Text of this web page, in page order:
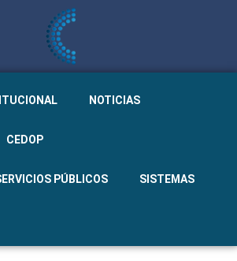
NOTICIAS
CEDOP
PÚBLICOS SISTEMAS